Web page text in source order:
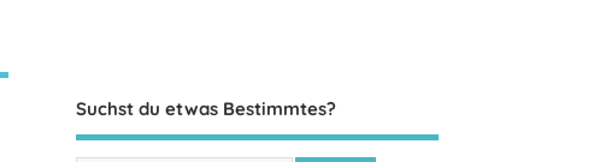
Suchst du etwas Bestimmtes?